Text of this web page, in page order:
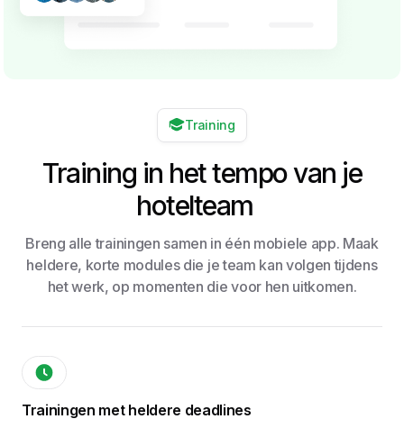
Training
Training in het tempo van je
hotelteam
Breng alle trainingen samen in één mobiele app. Maak
heldere, korte modules die je team kan volgen tijdens
het werk, op momenten die voor hen uitkomen.
Trainingen met heldere deadlines